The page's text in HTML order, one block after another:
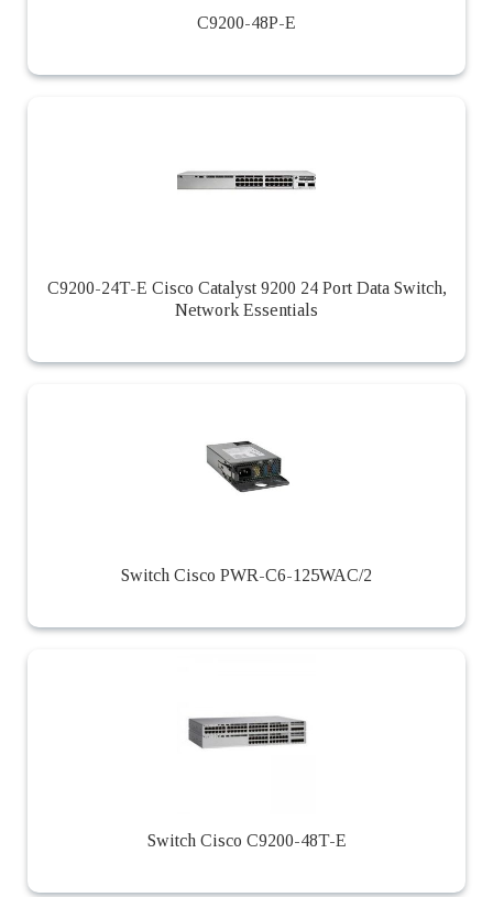
C9200-48P-E
C9200-24T-E Cisco Catalyst 9200 24 Port Data Switch,
Network Essentials
Switch Cisco PWR-C6-125WAC/2
Switch Cisco C9200-48T-E